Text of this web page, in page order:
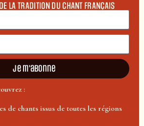
LA TRADITION DU CHANT FRANÇAIS
Je m'abonne
:
de chants issus de toutes les régions